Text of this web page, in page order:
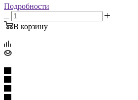
Подробности
В корзину